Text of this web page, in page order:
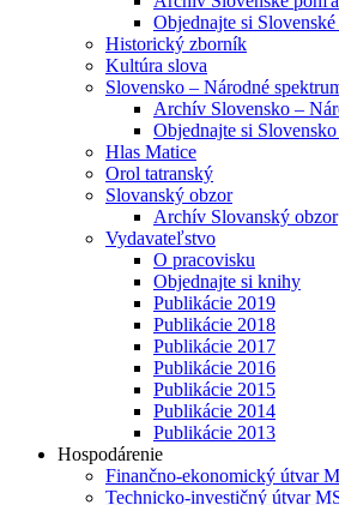
Objednajte si
Historický zborník
Kultúra slova
Slovensko – Národné
Archív Slovensko –
Objednajte si
Hlas Matice
Orol tatranský
Slovanský obzor
Archív Slovanský obzor
Vydavateľstvo
O pracovisku
Objednajte si knihy
Publikácie 2019
Publikácie 2018
Publikácie 2017
Publikácie 2016
Publikácie 2015
Publikácie 2014
Publikácie 2013
Hospodárenie
Finančno-ekonomický útvar
Technicko-investičný útvar